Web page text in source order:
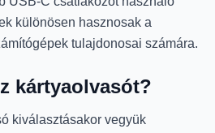
különösen hasznosak a
tulajdonosai számára.
kártyaolvasót?
kiválasztásakor vegyük